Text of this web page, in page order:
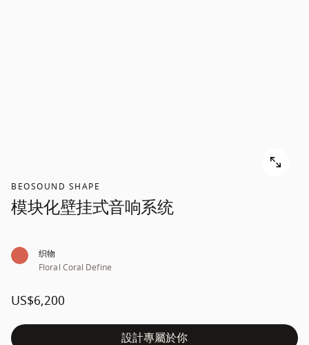
BEOSOUND SHAPE
模块化壁挂式音响系统
织物
Floral Coral Define
US$6,200
設計專屬於你